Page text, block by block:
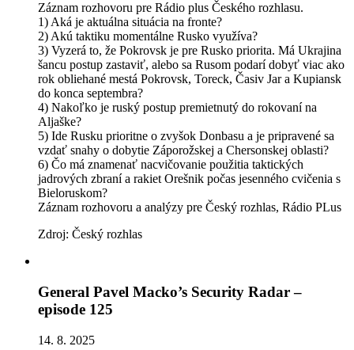
Záznam rozhovoru pre Rádio plus Českého rozhlasu.
1) Aká je aktuálna situácia na fronte?
2) Akú taktiku momentálne Rusko využíva?
3) Vyzerá to, že Pokrovsk je pre Rusko priorita. Má Ukrajina
šancu postup zastaviť, alebo sa Rusom podarí dobyť viac ako
rok obliehané mestá Pokrovsk, Toreck, Časiv Jar a Kupiansk
do konca septembra?
4) Nakoľko je ruský postup premietnutý do rokovaní na
Aljaške?
5) Ide Rusku prioritne o zvyšok Donbasu a je pripravené sa
vzdať snahy o dobytie Záporožskej a Chersonskej oblasti?
6) Čo má znamenať nacvičovanie použitia taktických
jadrových zbraní a rakiet Orešnik počas jesenného cvičenia s
Bieloruskom?
Záznam rozhovoru a analýzy pre Český rozhlas, Rádio PLus
Zdroj: Český rozhlas
General Pavel Macko’s Security Radar –
episode 125
14. 8. 2025